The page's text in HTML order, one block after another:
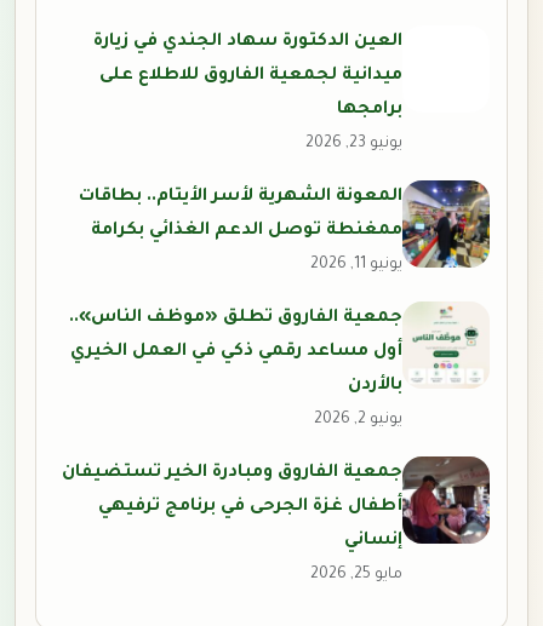
العين الدكتورة سهاد الجندي في زيارة
ميدانية لجمعية الفاروق للاطلاع على
برامجها
يونيو 23, 2026
المعونة الشهرية لأسر الأيتام.. بطاقات
ممغنطة توصل الدعم الغذائي بكرامة
يونيو 11, 2026
جمعية الفاروق تطلق «موظف الناس»..
أول مساعد رقمي ذكي في العمل الخيري
بالأردن
يونيو 2, 2026
جمعية الفاروق ومبادرة الخير تستضيفان
أطفال غزة الجرحى في برنامج ترفيهي
إنساني
مايو 25, 2026